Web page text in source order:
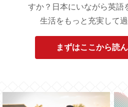
すか？日本にいながら英語
生活をもっと充実して
まずはここから読